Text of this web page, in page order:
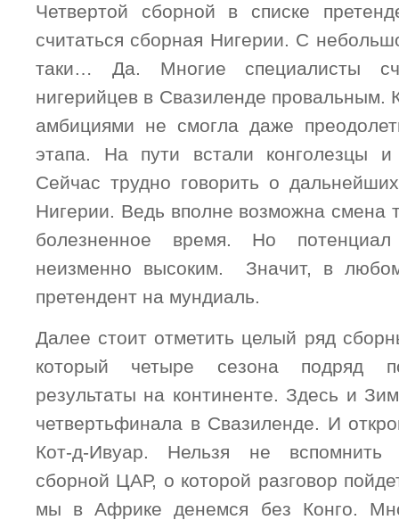
Четвертой сборной в списке
считаться сборная Нигерии. С
таки… Да. Многие специалисты
нигерийцев в Свазиленде провальным.
амбициями не смогла даже
этапа. На пути встали конголезцы
Сейчас трудно говорить о
Нигерии. Ведь вполне возможна смена
болезненное время. Но
неизменно высоким. Значит, в
претендент на мундиаль.
Далее стоит отметить целый ряд
который четыре сезона подряд
результаты на континенте. Здесь и
четвертьфинала в Свазиленде. И
Кот-д-Ивуар. Нельзя не вспомнить
сборной ЦАР, о которой разговор
мы в Африке денемся без Конго.